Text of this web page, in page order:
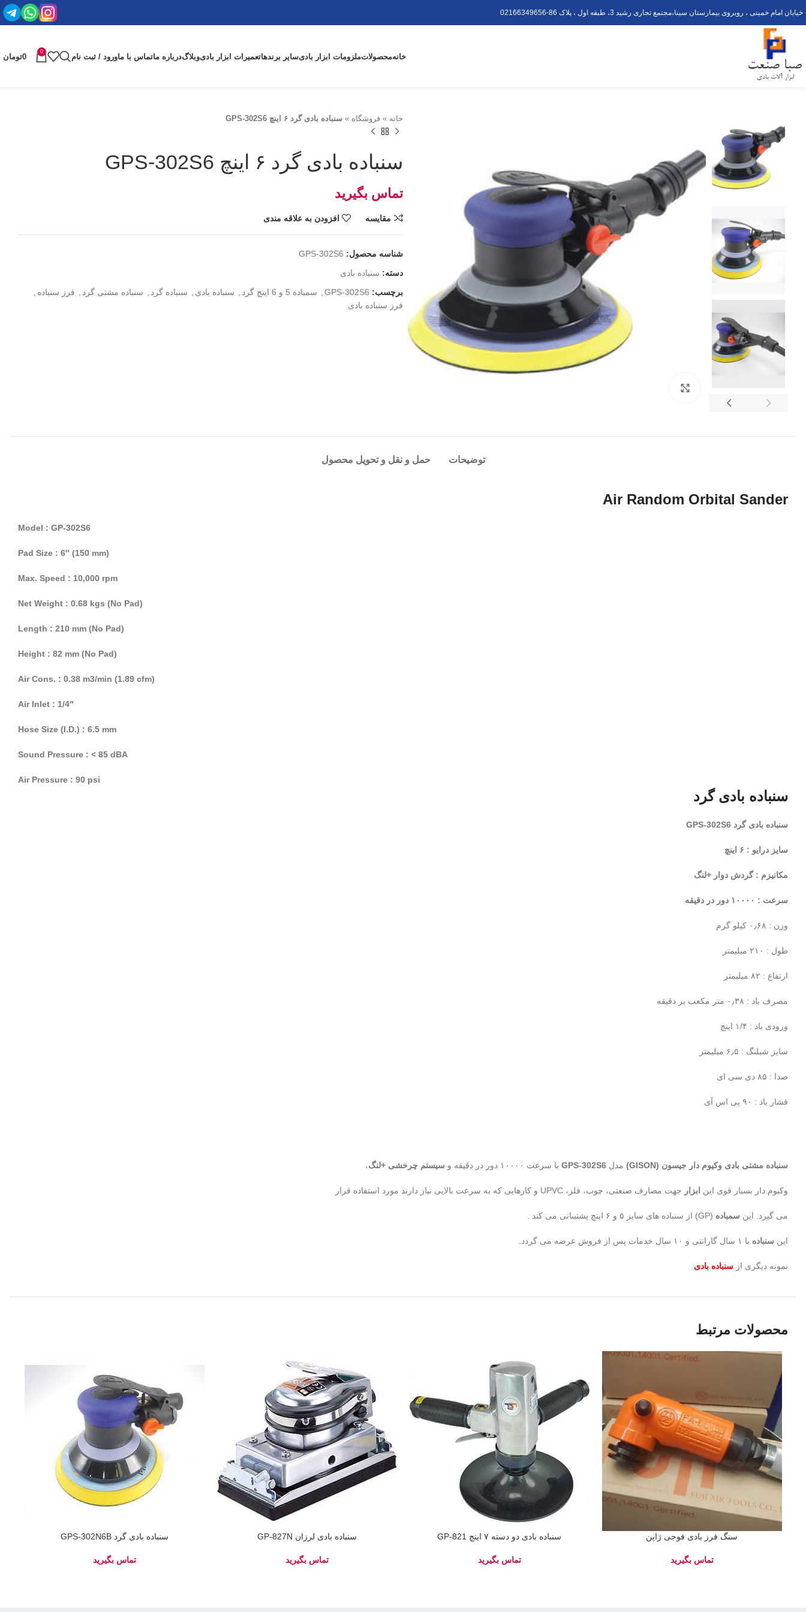
خیابان امام خمینی ، روبروی بیمارستان سینا،مجتمع تجاری رشید 3، طبقه اول ، پلاک 6 02166349656-8
خانهمحصولاتملزومات ابزار بادیسایر برندهاتعمیرات ابزار بادیوبلاگدرباره ماتماس با ماورود / ثبت نام
0
0تومان
خانه » فروشگاه » سنباده بادی گرد ۶ اینچ GPS-302S6
تومان
سنباده بادی گرد ۶ اینچ GPS-302S6
مقايسه افزودن به علاقه مندی
شناسه محصول: GPS-302S6
دسته: سنباده بادی
برچسب: GPS-302S6 سمباده 5 و 6 اینچ گرد سنباده بادی سنباده گرد سنباده مشتی گرد فرز سنباده
فرز سنباده بادی
توضیحات حمل و نقل و تحویل محصول
Air Random Orbital Sander
Model : GP-302S6
Pad Size : 6″ (150 mm)
Max. Speed : 10,000 rpm
Net Weight : 0.68 kgs (No Pad)
Length : 210 mm (No Pad)
Height : 82 mm (No Pad)
Air Cons. : 0.38 m3/min (1.89 cfm)
Air Inlet : 1/4″
Hose Size (I.D.) : 6.5 mm
Sound Pressure : < 85 dBA
Air Pressure : 90 psi
سنباده بادی گرد
سنباده بادی گرد GPS-302S6
سایز درایو : ۶ اینچ
مکانیزم : گردش دوار +لنگ
سرعت : ۱۰۰۰۰ دور در دقیقه
وزن : ۰٫۶۸ کیلو گرم
طول : ۲۱۰ میلیمتر
ارتفاع : ۸۲ میلیمتر
مصرف باد : ۰٫۳۸ متر مکعب بر دقیقه
ورودی باد : ۱/۴ اینچ
سایز شیلنگ : ۶٫۵ میلیمتر
صدا : ۸۵ دی سی ای
فشار باد : ۹۰ پی اس آی
سنباده مشتی بادی وکیوم دار جیسون (GISON) مدل GPS-302S6 با سرعت ۱۰۰۰۰ دور در دقیقه و سیستم چرخشی +لنگ،
وکیوم دار بسیار قوی این ابزار جهت مصارف صنعتی، چوب، فلز، UPVC و کارهایی که به سرعت بالایی نیاز دارند مورد استفاده قرار
می گیرد. این سمباده (GP) از سنباده های سایز ۵ و ۶ اینچ پشتیبانی می کند .
این سنباده با ۱ سال گارانتی و ۱۰ سال خدمات پس از فروش عرضه می گردد.
نمونه دیگری از سنباده بادی
محصولات مرتبط
سنگ فرز بادی فوجی ژاپن سنباده بادی دو دسته ۷ اینچ GP-821 سنباده بادی لرزان GP-827N سنباده بادی گرد GPS-302N6B